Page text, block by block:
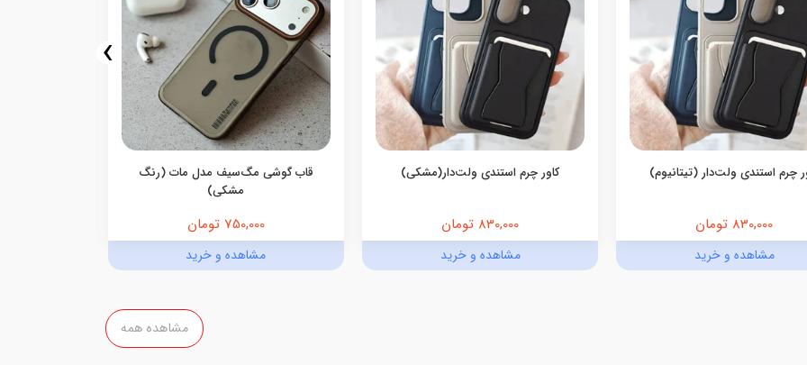
چرم استندی ولت‌دار (تیتانیوم)
830,000 تومان
مشاهده و خرید
کاور چرم استندی ولت‌دار(مشکی)
830,000 تومان
مشاهده و خرید
قاب گوشی مگ‌سیف مدل مات (رنگ
مشکی)
750,000 تومان
مشاهده و خرید
›
مشاهده همه